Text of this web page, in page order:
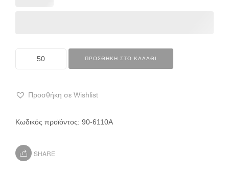
ΠΡΟΣΘΉΚΗ ΣΤΟ ΚΑΛΆΘΙ
Προσθήκη σε Wishlist
Κωδικός προϊόντος: 90-6110Α
SHARE